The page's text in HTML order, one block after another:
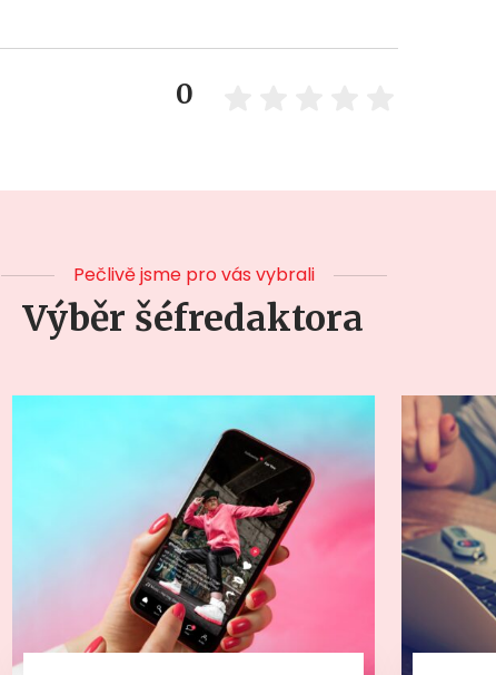
0
Pečlivě jsme pro vás vybrali
Výběr šéfredaktora